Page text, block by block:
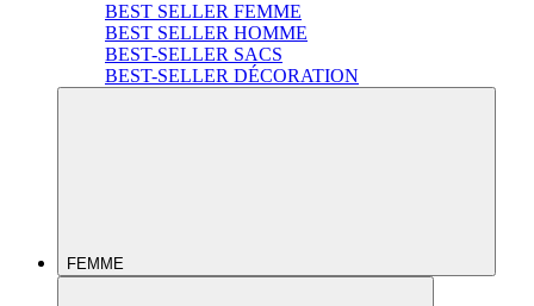
BEST SELLER FEMME
BEST SELLER HOMME
BEST-SELLER SACS
BEST-SELLER DÉCORATION
FEMME